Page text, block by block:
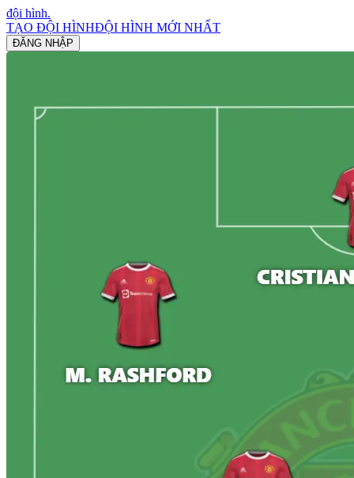
đội hình.
TẠO ĐỘI HÌNHĐỘI HÌNH MỚI NHẤT
ĐĂNG NHẬP